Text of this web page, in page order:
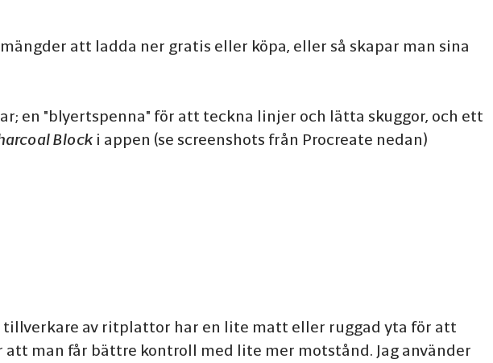
att ladda ner gratis eller köpa, eller så skapar man sina
en "blyertspenna" för att teckna linjer och lätta skuggor, och ett
Block i appen (se screenshots från Procreate nedan)
tillverkare av ritplattor har en lite matt eller ruggad yta för att
man får bättre kontroll med lite mer motstånd. Jag använder